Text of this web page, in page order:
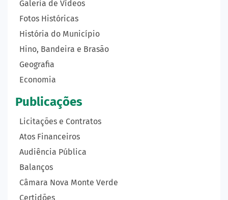
Galeria de Vídeos
Fotos Históricas
História do Município
Hino, Bandeira e Brasão
Geografia
Economia
Publicações
Licitações e Contratos
Atos Financeiros
Audiência Pública
Balanços
Câmara Nova Monte Verde
Certidões